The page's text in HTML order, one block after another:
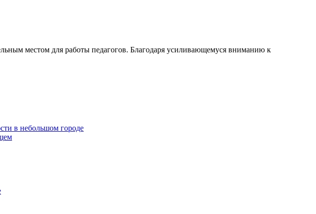
местом для работы педагогов. Благодаря усиливающемуся вниманию к
в небольшом городе